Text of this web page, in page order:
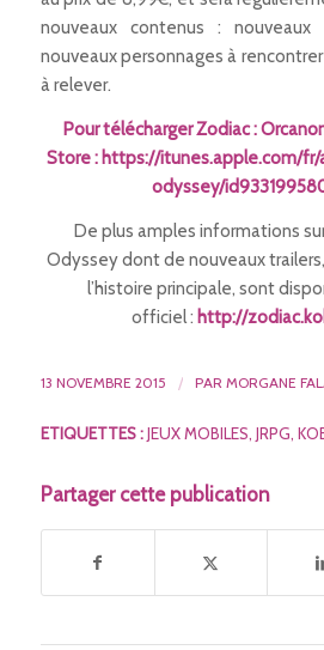
nouveaux contenus :
nouveaux personnages à
à relever.
Pour téléchargerZodiac :
Store : https://itunes.apple.com/
odyssey/
De plus amples informations
Odysseydont de nouveaux
l’histoire principale, sont
officiel : http://
13 NOVEMBRE 2015 / PAR MORGANE
ETIQUETTES : JEUX MOBILES, JRPG,
Partager cette publication